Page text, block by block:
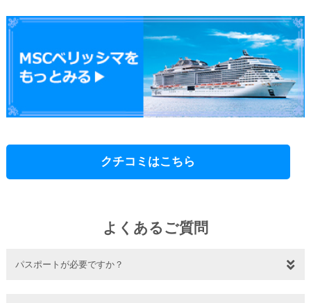
クチコミはこちら
よくあるご質問
パスポートが必要ですか？